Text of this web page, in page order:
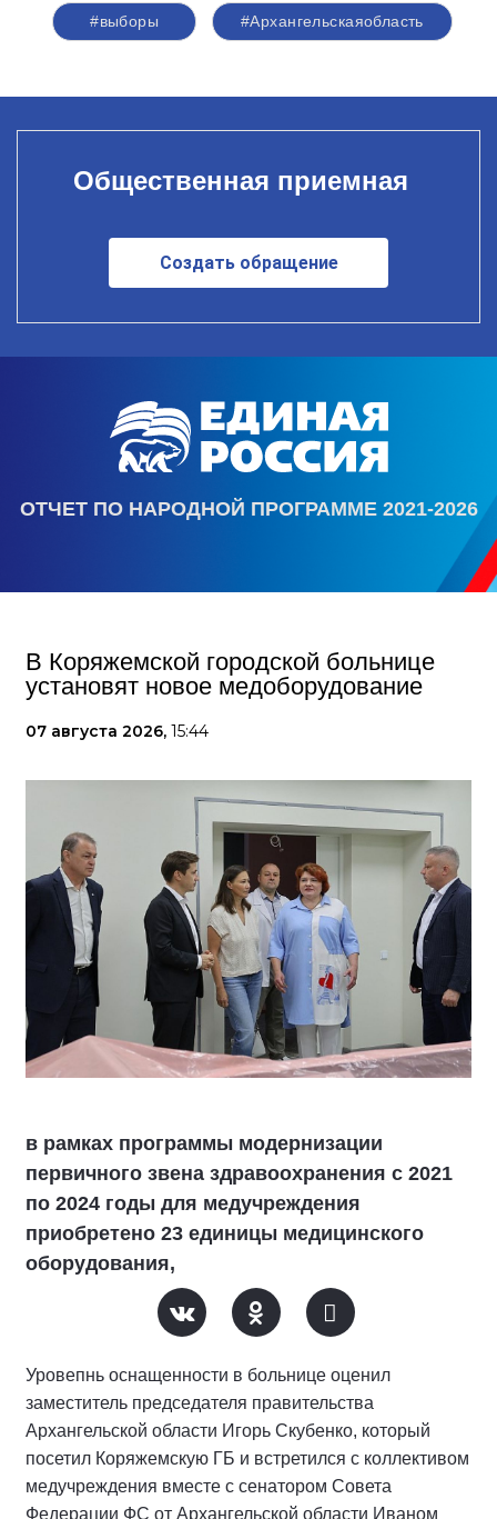
#выборы #Архангельскаяобласть
Общественная приемная
Создать обращение
ОТЧЕТ ПО НАРОДНОЙ ПРОГРАММЕ 2021-2026
В Коряжемской городской больнице
установят новое медоборудование
07 августа 2026, 15:44
в рамках программы модернизации
первичного звена здравоохранения с 2021
по 2024 годы для медучреждения
приобретено 23 единицы медицинского
оборудования,
Уровепнь оснащенности в больнице оценил
заместитель председателя правительства
Архангельской области Игорь Скубенко, который
посетил Коряжемскую ГБ и встретился с коллективом
медучреждения вместе с сенатором Совета
Федерации ФС от Архангельской области Иваном